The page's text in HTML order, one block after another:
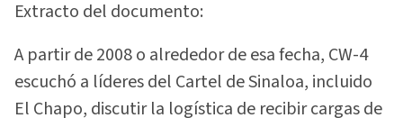
Extracto del documento:
A partir de 2008 o alrededor de esa fecha, CW-4
escuchó a líderes del Cartel de Sinaloa, incluido
El Chapo, discutir la logística de recibir cargas de